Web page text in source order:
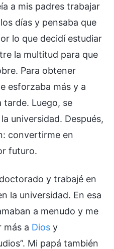
a mis padres trabajar
días y pensaba que
lo que decidí estudiar
la multitud para que
Para obtener
esforzaba más y a
tarde. Luego, se
universidad. Después,
convertirme en
futuro.
y trabajé en
la universidad. En esa
a menudo y me
más a Dios y
Mi papá también